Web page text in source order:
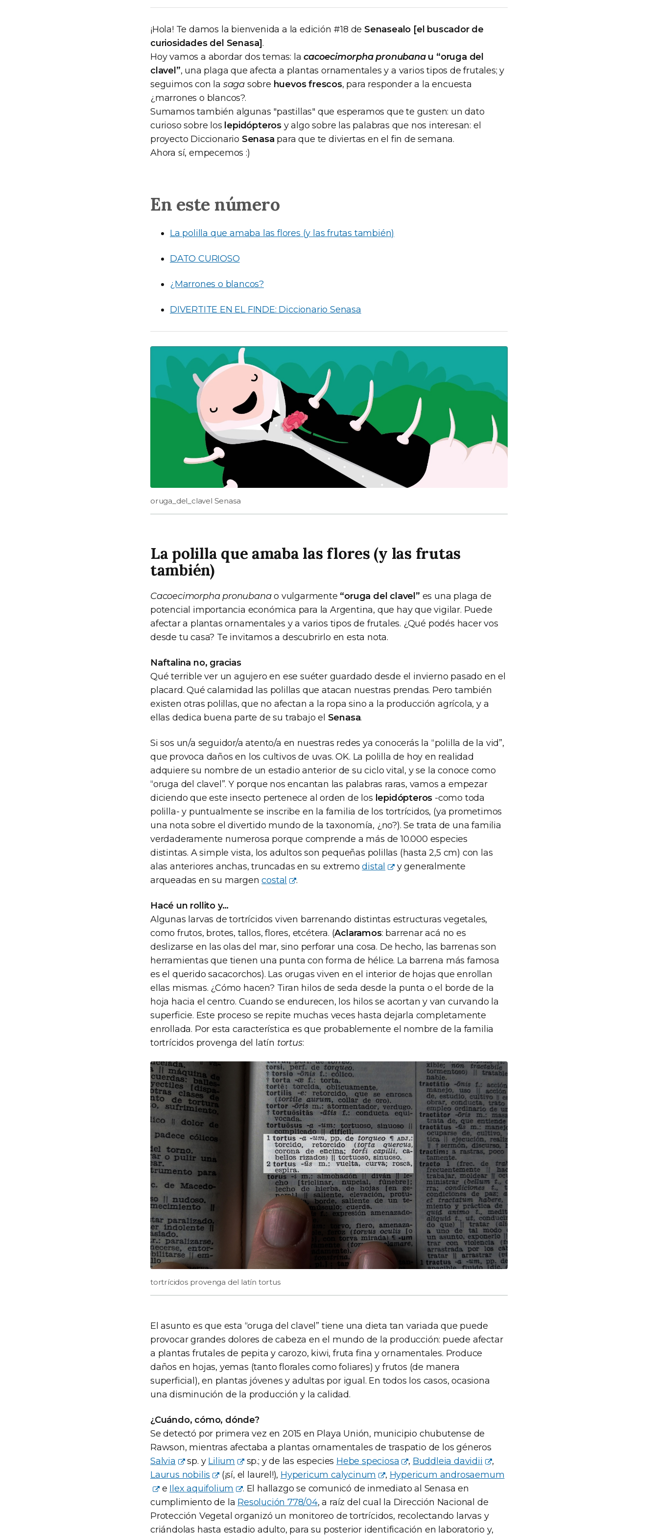
¡Hola! Te damos la bienvenida a la edición #18 de Senasealo [el buscador de
curiosidades del Senasa].
Hoy vamos a abordar dos temas: lacacoecimorpha pronubanau “oruga del
clavel”, una plaga que afecta a plantas ornamentales y a varios tipos de frutales; y
seguimos con la saga sobre huevos frescos, para responder a la encuesta
¿marrones o blancos?.
Sumamos también algunas "pastillas" que esperamos que te gusten: un dato
curioso sobre los lepidópteros y algo sobre las palabras que nos interesan: el
proyecto Diccionario Senasa para que te diviertas en el fin de semana.
Ahora sí, empecemos :)
En este número
La polilla que amaba las flores (y las frutas también)
DATO CURIOSO
¿Marrones o blancos?
DIVERTITE EN EL FINDE: Diccionario Senasa
oruga_del_clavel Senasa
La polilla que amaba las flores (y las frutas
también)
Cacoecimorpha pronubanao vulgarmente “oruga del clavel” es una plaga de
potencial importancia económica para la Argentina, que hay que vigilar. Puede
afectar a plantas ornamentales y a varios tipos de frutales. ¿Qué podés hacer vos
desde tu casa? Te invitamos a descubrirlo en esta nota.
Naftalina no, gracias
Qué terrible ver un agujero en ese suéter guardado desde el invierno pasado en el
placard. Qué calamidad las polillas que atacan nuestras prendas. Pero también
existen otras polillas, que no afectan a la ropa sino a la producción agrícola, y a
ellas dedica buena parte de su trabajo el Senasa.
Si sos un/a seguidor/a atento/a en nuestras redes ya conocerás la “polilla de la vid”,
que provoca daños en los cultivos de uvas. OK. La polilla de hoy en realidad
adquiere su nombre de un estadio anterior de su ciclo vital, y se la conoce como
“oruga del clavel”. Y porque nos encantan las palabras raras, vamos a empezar
diciendo que este insecto pertenece al orden de los lepidópteros -como toda
polilla- y puntualmente se inscribe en la familia de los tortrícidos, (ya prometimos
una nota sobre el divertido mundo de la taxonomía, ¿no?). Se trata de una familia
verdaderamente numerosa porque comprende a más de 10.000 especies
distintas. A simple vista, los adultos son pequeñas polillas (hasta 2,5 cm) con las
alas anteriores anchas, truncadas en su extremodistal
y generalmente
arqueadas en su margencostal .
Hacé un rollito y…
Algunas larvas de tortrícidos viven barrenando distintas estructuras vegetales,
como frutos, brotes, tallos, flores, etcétera. (Aclaramos: barrenar acá no es
deslizarse en las olas del mar, sino perforar una cosa. De hecho, las barrenas son
herramientas que tienen una punta con forma de hélice. La barrena más famosa
es el querido sacacorchos). Las orugas viven en el interior de hojas que enrollan
ellas mismas. ¿Cómo hacen? Tiran hilos de seda desde la punta o el borde de la
hoja hacia el centro. Cuando se endurecen, los hilos se acortan y van curvando la
superficie. Este proceso se repite muchas veces hasta dejarla completamente
enrollada. Por esta característica es que probablemente el nombre de la familia
tortrícidos provenga del latín tortus:
tortrícidos provenga del latín tortus
El asunto es que esta “oruga del clavel” tiene una dieta tan variada que puede
provocar grandes dolores de cabeza en el mundo de la producción: puede afectar
a plantas frutales de pepita y carozo, kiwi, fruta fina y ornamentales. Produce
daños en hojas, yemas (tanto florales como foliares) y frutos (de manera
superficial), en plantas jóvenes y adultas por igual. En todos los casos, ocasiona
una disminución de la producción y la calidad.
¿Cuándo, cómo, dónde?
Se detectó por primera vez en 2015 en Playa Unión, municipio chubutense de
Rawson, mientras afectaba a plantas ornamentales de traspatio de los géneros
Salvia
sp. y Lilium sp.; y de las especies Hebe speciosa , Buddleia davidii
,
Laurus nobilis
(¡sí, el laurel!), Hypericum calycinum , Hypericum androsaemum
e Ilex aquifolium
. El hallazgo se comunicó de inmediato al Senasa en
cumplimiento de la Resolución 778/04, a raíz del cual la Dirección Nacional de
Protección Vegetal organizó un monitoreo de tortrícidos, recolectando larvas y
criándolas hasta estadio adulto, para su posterior identificación en laboratorio y,